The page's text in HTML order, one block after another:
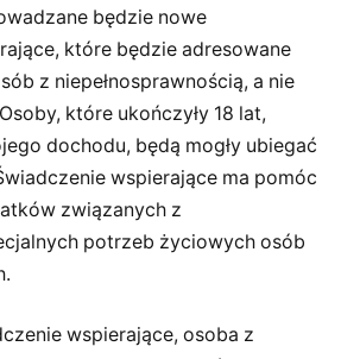
będzie nowe
które będzie adresowane
z niepełnosprawnością, a nie
które ukończyły 18 lat,
dochodu, będą mogły ubiegać
wspierające ma pomóc
związanych z
potrzeb życiowych osób
wspierające, osoba z